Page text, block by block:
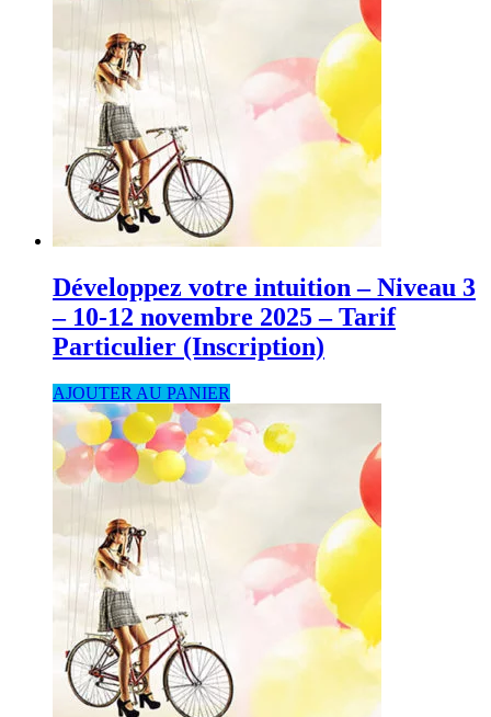
Développez votre intuition – Niveau 3
– 10-12 novembre 2025 – Tarif
Particulier (Inscription)
AJOUTER AU PANIER